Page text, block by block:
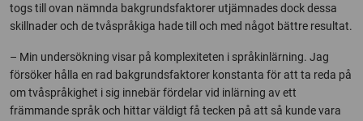
togs till ovan nämnda bakgrundsfaktorer utjämnades dock dessa
skillnader och de tvåspråkiga hade till och med något bättre resultat.
– Min undersökning visar på komplexiteten i språkinlärning. Jag
försöker hålla en rad bakgrundsfaktorer konstanta för att ta reda på
om tvåspråkighet i sig innebär fördelar vid inlärning av ett
främmande språk och hittar väldigt få tecken på att så kunde vara